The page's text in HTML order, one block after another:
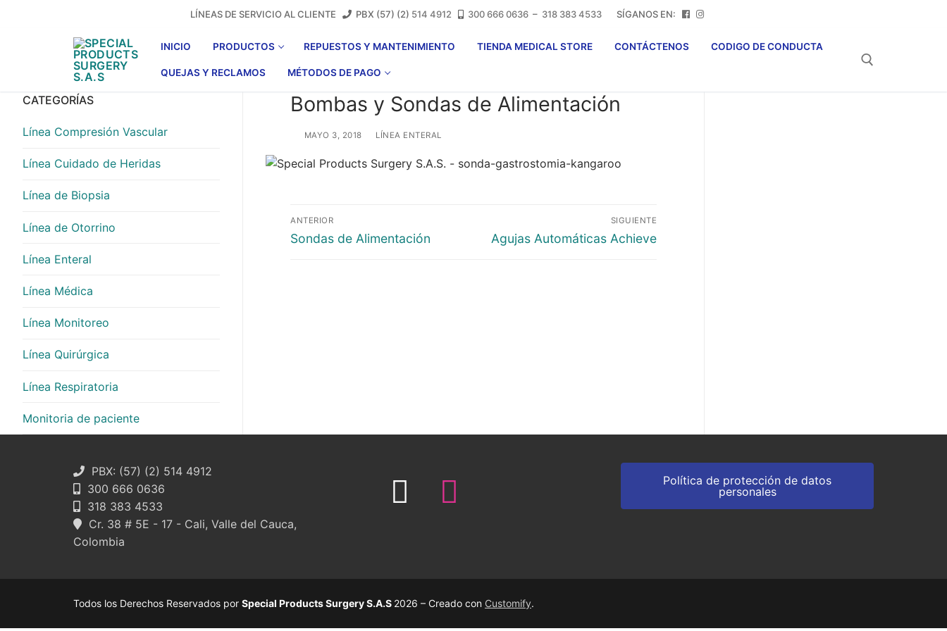
LÍNEAS DE SERVICIO AL CLIENTE PBX (57) (2) 514 4912 300 666 0636 – 318 383 4533 SÍGANOS EN:
INICIO PRODUCTOS REPUESTOS Y MANTENIMIENTO TIENDA MEDICAL STORE CONTÁCTENOS CODIGO DE CONDUCTA
QUEJAS Y RECLAMOS MÉTODOS DE PAGO
Bombas y Sondas de Alimentación
MAYO 3, 2018 LÍNEA ENTERAL
Navegación
de
ANTERIOR
Entrada
Sondas de Alimentación
SIGUIENTE
Entrada
Agujas Automáticas Achieve
CATEGORÍAS
Línea Compresión Vascular
Línea Cuidado de Heridas
Línea de Biopsia
Línea de Otorrino
Línea Enteral
Línea Médica
Línea Monitoreo
Línea Quirúrgica
Línea Respiratoria
Monitoria de paciente
PBX: (57) (2) 514 4912
300 666 0636
318 383 4533
Cr. 38 # 5E - 17 - Cali, Valle del Cauca,
Colombia
Política de protección de datos
personales
Todos los Derechos Reservados por Special Products Surgery S.A.S 2026 – Creado con Customify.